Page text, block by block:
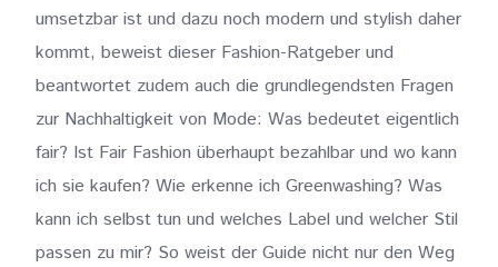
umsetzbar ist und dazu noch modern und stylish daher
kommt, beweist dieser Fashion-Ratgeber und
beantwortet zudem auch die grundlegendsten Fragen
zur Nachhaltigkeit von Mode: Was bedeutet eigentlich
fair? Ist Fair Fashion überhaupt bezahlbar und wo kann
ich sie kaufen? Wie erkenne ich Greenwashing? Was
kann ich selbst tun und welches Label und welcher Stil
passen zu mir? So weist der Guide nicht nur den Weg